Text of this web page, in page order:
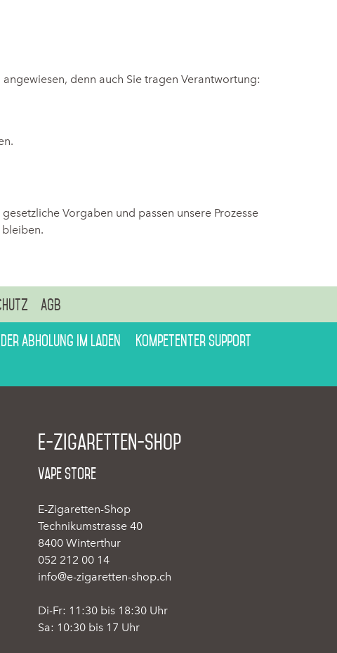
denn auch Sie tragen Verantwortung:
Vorgaben und passen unsere Prozesse
bleiben.
AGB
Abholung im Laden
Kompetenter Support
E-Zigaretten-Shop
Vape Store
E-Zigaretten-Shop
Technikumstrasse 40
8400 Winterthur
052 212 00 14
info@e-zigaretten-shop.ch
Di-Fr: 11:30 bis 18:30 Uhr
Sa: 10:30 bis 17 Uhr